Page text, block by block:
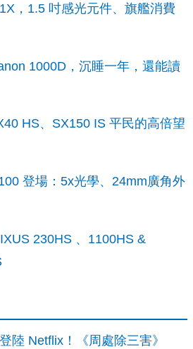
，1.5 吋感光元件、旗艦消費
1000D，沉睡一年，還能讀
HS、SX150 IS 平民的高倍望
登場：5x光學、24mm廣角外
230HS 、1100HS &
陸 Netflix！《周處除三害》